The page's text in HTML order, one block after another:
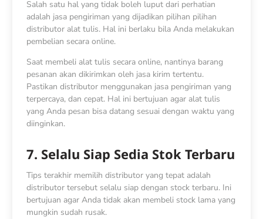
Salah satu hal yang tidak boleh luput dari perhatian
adalah jasa pengiriman yang dijadikan pilihan pilihan
distributor alat tulis. Hal ini berlaku bila Anda melakukan
pembelian secara online.
Saat membeli alat tulis secara online, nantinya barang
pesanan akan dikirimkan oleh jasa kirim tertentu.
Pastikan distributor menggunakan jasa pengiriman yang
terpercaya, dan cepat. Hal ini bertujuan agar alat tulis
yang Anda pesan bisa datang sesuai dengan waktu yang
diinginkan.
7. Selalu Siap Sedia Stok Terbaru
Tips terakhir memilih distributor yang tepat adalah
distributor tersebut selalu siap dengan stock terbaru. Ini
bertujuan agar Anda tidak akan membeli stock lama yang
mungkin sudah rusak.